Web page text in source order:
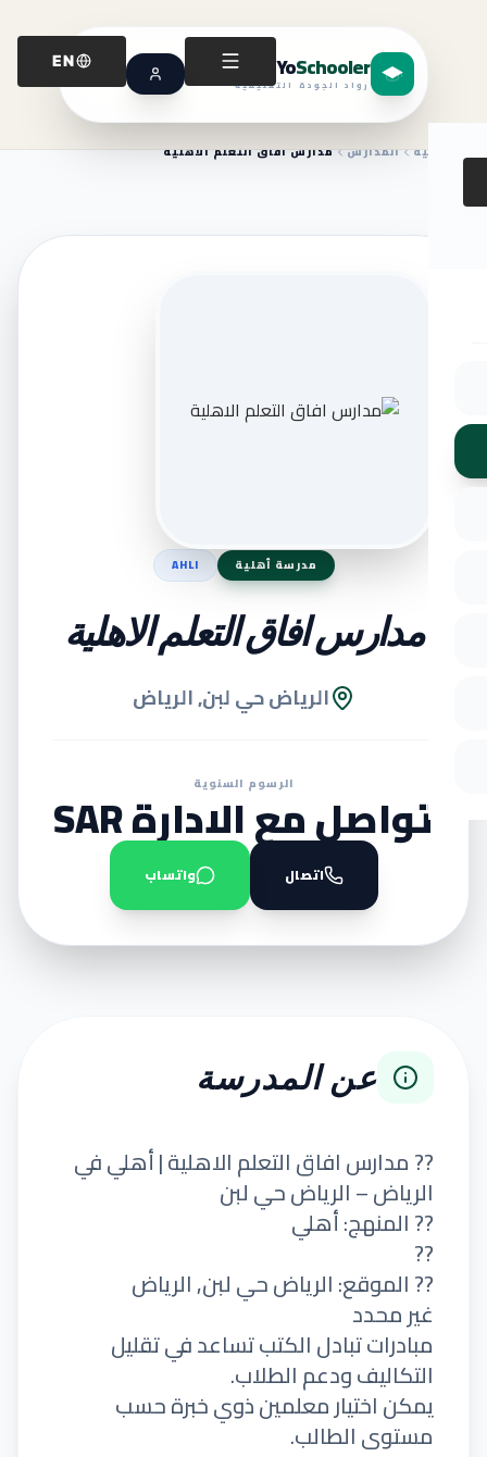
YoSchooler
رواد الجودة التعليمية
EN
الرئيسية المدارس مدارس افاق التعلم الاهلية
مدرسة أهلية AHLI
مدارس افاق التعلم الاهلية
الرياض حي لبن, الرياض
الرسوم السنوية
تواصل مع الادارة SAR
اتصال واتساب
عن المدرسة
?? مدارس افاق التعلم الاهلية | أهلي في
الرياض – الرياض حي لبن
?? المنهج: أهلي
??
?? الموقع: الرياض حي لبن, الرياض
غير محدد
مبادرات تبادل الكتب تساعد في تقليل
التكاليف ودعم الطلاب.
يمكن اختيار معلمين ذوي خبرة حسب
مستوى الطالب.